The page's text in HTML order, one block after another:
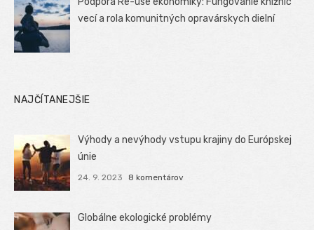
vecí a rola komunitných opravárskych dielní
NAJČÍTANEJŠIE
Výhody a nevýhody vstupu krajiny do Európskej
únie
24. 9. 2023 8 komentárov
Globálne ekologické problémy